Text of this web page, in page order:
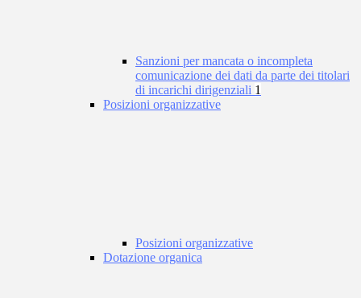
Sanzioni per mancata o incompleta
comunicazione dei dati da parte dei titolari
di incarichi dirigenziali 1
Posizioni organizzative
Posizioni organizzative
Dotazione organica